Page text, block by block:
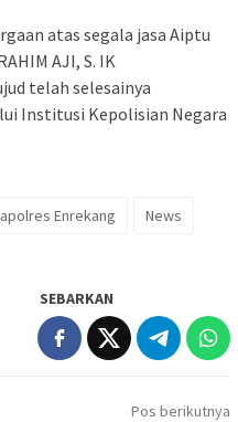
atas segala jasa Aiptu
AJI, S. IK
telah selesainya
Institusi Kepolisian Negara
Enrekang
News
SEBARKAN
Pos berikutnya